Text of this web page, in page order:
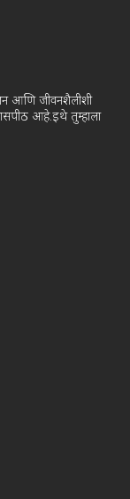
आणि जीवनशैलीशी
आहे.इथे तुम्हाला